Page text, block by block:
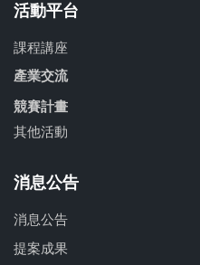
活動平台
課程講座
產業交流
競賽計畫
其他活動
消息公告
消息公告
提案成果